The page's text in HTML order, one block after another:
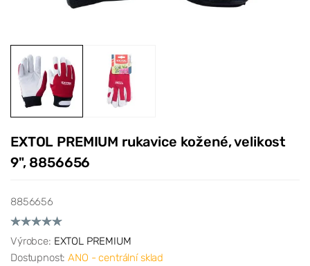
EXTOL PREMIUM rukavice kožené, velikost
9", 8856656
8856656
Výrobce: EXTOL PREMIUM
Dostupnost:ANO - centrální sklad